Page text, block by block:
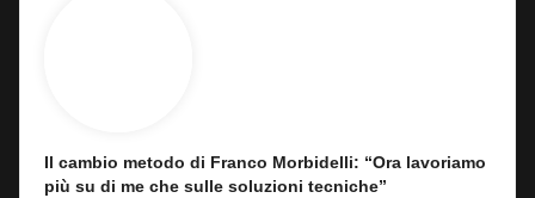
Il cambio metodo di Franco Morbidelli: “Ora lavoriamo
più su di me che sulle soluzioni tecniche”